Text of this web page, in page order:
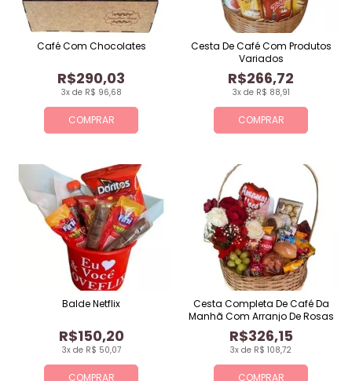
COMPRAR
3x de R$ 96,68
R$290,03
Café Com Chocolates
COMPRAR
3x de R$ 88,91
R$266,72
Cesta De Café Com Produtos
Variados
COMPRAR
3x de R$ 50,07
R$150,20
Balde Netflix
COMPRAR
3x de R$ 108,72
R$326,15
Cesta Completa De Café Da
Manhã Com Arranjo De Rosas